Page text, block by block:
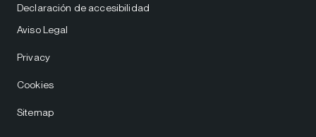
Declaración de accesibilidad
Aviso Legal
Privacy
Cookies
Sitemap